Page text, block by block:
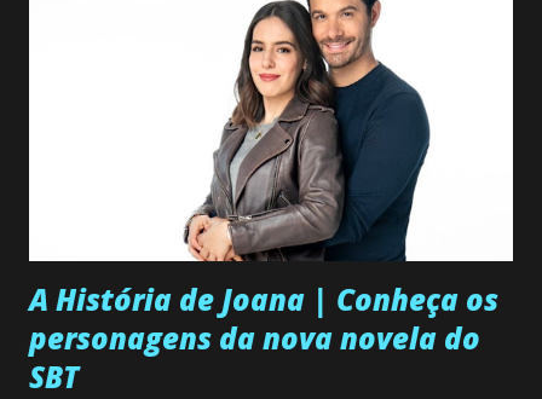
A História de Joana | Conheça os
personagens da nova novela do
SBT